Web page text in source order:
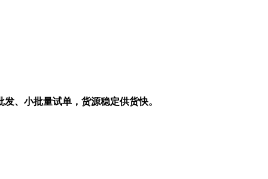
、小批量试单，货源稳定供货快。